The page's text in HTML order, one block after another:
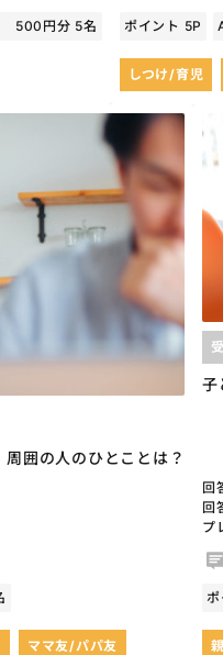
500円分 5名 ポイント 5P
しつけ/育児
囲の人のひとことは？
ママ友/パパ友
子
回
回
プ